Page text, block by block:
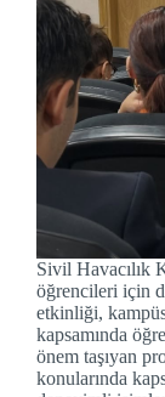
Sivil Havacılık
öğrencileri için
etkinliği,
kapsamında
önem taşıyan
konularında